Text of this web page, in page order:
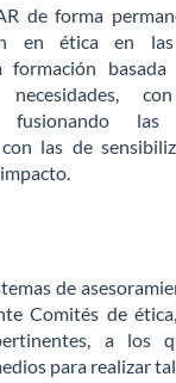
de forma
en ética en las
formación basada
fusionando
las de
de
Comités de
a los
para realizar